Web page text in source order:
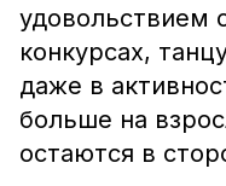
удовольствием
конкурсах,
даже в
больше на
остаются в